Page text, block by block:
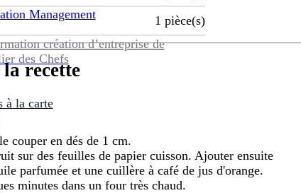
Management
création d’entreprise de
des Chefs
à la carte
1 pièce(s)
recette
couper en dés de 1 cm.
sur des feuilles de papier cuisson. Ajouter ensuite
parfumée et une cuillère à café de jus d'orange.
minutes dans un four très chaud.